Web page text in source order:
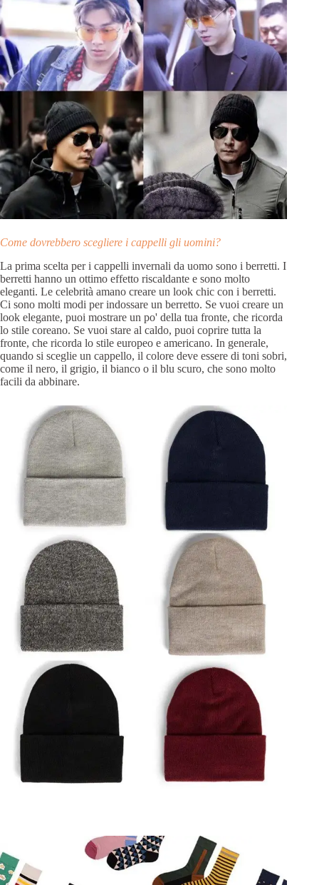
Come dovrebbero scegliere i cappelli gli uomini?
La prima scelta per i cappelli invernali da uomo sono i berretti. I
berretti hanno un ottimo effetto riscaldante e sono molto
eleganti. Le celebrità amano creare un look chic con i berretti.
Ci sono molti modi per indossare un berretto. Se vuoi creare un
look elegante, puoi mostrare un po' della tua fronte, che ricorda
lo stile coreano. Se vuoi stare al caldo, puoi coprire tutta la
fronte, che ricorda lo stile europeo e americano. In generale,
quando si sceglie un cappello, il colore deve essere di toni sobri,
come il nero, il grigio, il bianco o il blu scuro, che sono molto
facili da abbinare.